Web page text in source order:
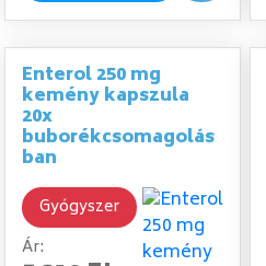
Enterol 250 mg
kemény kapszula
20x
buborékcsomagolás
ban
Gyógyszer
Ár: